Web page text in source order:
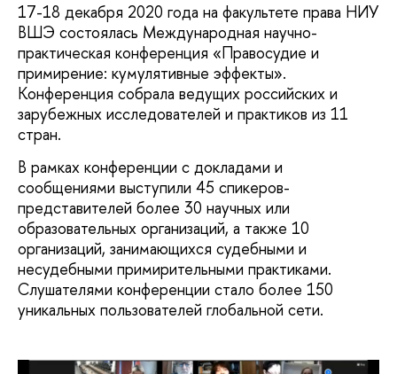
17-18 декабря 2020 года на факультете права НИУ
ВШЭ состоялась Международная научно-
практическая конференция «Правосудие и
примирение: кумулятивные эффекты».
Конференция собрала ведущих российских и
зарубежных исследователей и практиков из 11
стран.
В рамках конференции с докладами и
сообщениями выступили 45 спикеров-
представителей более 30 научных или
образовательных организаций, а также 10
организаций, занимающихся судебными и
несудебными примирительными практиками.
Слушателями конференции стало более 150
уникальных пользователей глобальной сети.